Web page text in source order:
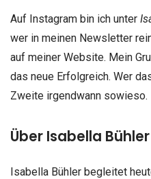
Auf Instagram bin ich unter
wer in meinen Newsletter
auf meiner Website. Mein
das neue Erfolgreich. Wer
Zweite irgendwann sowieso.
Über Isabella Bühler
Isabella Bühler begleitet